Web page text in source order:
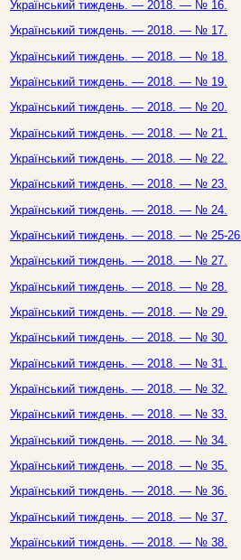
Український тиждень. — 2018. — № 16.
Український тиждень. — 2018. — № 17.
Український тиждень. — 2018. — № 18.
Український тиждень. — 2018. — № 19.
Український тиждень. — 2018. — № 20.
Український тиждень. — 2018. — № 21.
Український тиждень. — 2018. — № 22.
Український тиждень. — 2018. — № 23.
Український тиждень. — 2018. — № 24.
Український тиждень. — 2018. — № 25-26.
Український тиждень. — 2018. — № 27.
Український тиждень. — 2018. — № 28.
Український тиждень. — 2018. — № 29.
Український тиждень. — 2018. — № 30.
Український тиждень. — 2018. — № 31.
Український тиждень. — 2018. — № 32.
Український тиждень. — 2018. — № 33.
Український тиждень. — 2018. — № 34.
Український тиждень. — 2018. — № 35.
Український тиждень. — 2018. — № 36.
Український тиждень. — 2018. — № 37.
Український тиждень. — 2018. — № 38.